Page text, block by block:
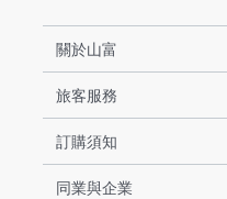
關於山富
旅客服務
訂購須知
同業與企業